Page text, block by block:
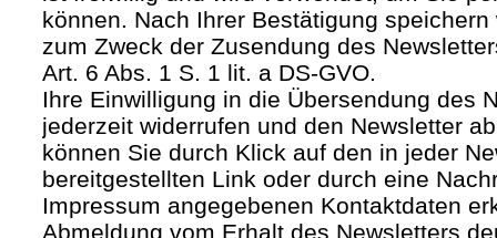
können. Nach Ihrer Bestätigung
zum Zweck der Zusendung des
Art. 6 Abs. 1 S. 1 lit. a DS-GVO.
Ihre Einwilligung in die Übersendung des
jederzeit widerrufen und den Newsletter
können Sie durch Klick auf den in jeder
bereitgestellten Link oder durch eine
Impressum angegebenen Kontaktdaten
Abmeldung vom Erhalt des Newsletters